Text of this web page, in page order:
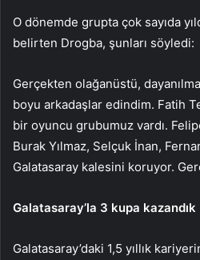
O dönemde grupta çok sayıda
belirten Drogba, şunları söyledi:
Gerçekten olağanüstü,
boyu arkadaşlar edindim. Fatih
bir oyuncu grubumuz vardı.
Burak Yılmaz, Selçuk İnan,
Galatasaray kalesini koruyor.
Galatasaray’la 3 kupa kazandık
Galatasaray’daki 1,5 yıllık